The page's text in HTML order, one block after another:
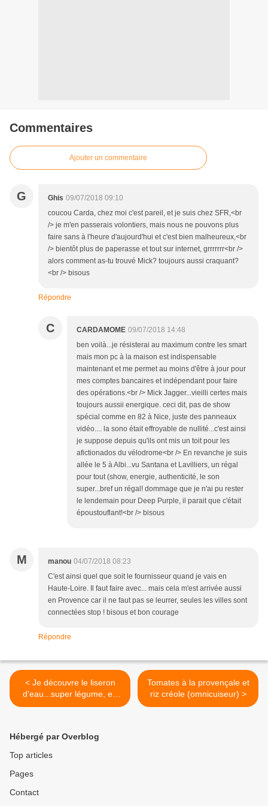
Commentaires
Ajouter un commentaire
G Ghis 09/07/2018 09:10
coucou Carda, chez moi c'est pareil, et je suis chez SFR,<br
/> je m'en passerais volontiers, mais nous ne pouvons plus
faire sans à l'heure d'aujourd'hui et c'est bien malheureux,<br
/> bientôt plus de paperasse et tout sur internet, grrrrrrr<br />
alors comment as-tu trouvé Mick? toujours aussi craquant?
<br /> bisous
Répondre
C CARDAMOME 09/07/2018 14:48
ben voilà...je résisterai au maximum contre les smart
mais mon pc à la maison est indispensable
maintenant et me permet au moins d'être à jour pour
mes comptes bancaires et indépendant pour faire
des opérations.<br /> Mick Jagger...vieilli certes mais
toujours aussii energique. ceci dit, pas de show
spécial comme en 82 à Nice, juste des panneaux
vidéo.... la sono était effroyable de nullité...c'est ainsi
je suppose depuis qu'ils ont mis un toit pour les
afictionados du vélodrome<br /> En revanche je suis
allée le 5 à Albi...vu Santana et Lavilliers, un régal
pour tout (show, energie, authenticité, le son
super...bref un régal! dommage que je n'ai pu rester
le lendemain pour Deep Purple, il parait que c'était
époustouflant!<br /> bisous
M manou 04/07/2018 08:23
C'est ainsi quel que soit le fournisseur quand je vais en
Haute-Loire. Il faut faire avec... mais cela m'est arrivée aussi
en Provence car il ne faut pas se leurrer, seules les villes sont
connectées stop ! bisous et bon courage
Répondre
< Je découvre le liseron
d'eau...super légume, en
wok comme en salade
Tomates à la provençale et
riz créole (omnicuiseur) >
Hébergé par Overblog
Top articles
Pages
Contact